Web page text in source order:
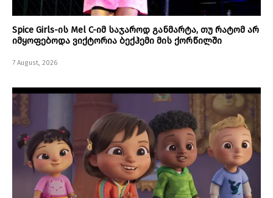
Spice Girls-ის Mel C-იმ საჯაროდ განმარტა, თუ რატომ არ
იმყოფებოდა ვიქტორია ბექჰემი მის ქორწილში
7 August, 2026